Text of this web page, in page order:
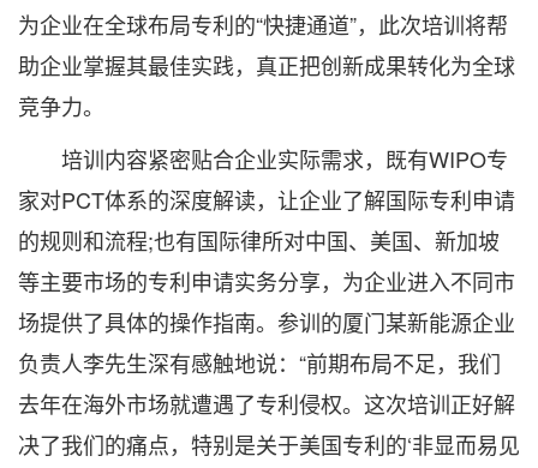
为企业在全球布局专利的“快捷通道”，此次培训将帮
助企业掌握其最佳实践，真正把创新成果转化为全球
竞争力。
培训内容紧密贴合企业实际需求，既有WIPO专
家对PCT体系的深度解读，让企业了解国际专利申请
的规则和流程;也有国际律所对中国、美国、新加坡
等主要市场的专利申请实务分享，为企业进入不同市
场提供了具体的操作指南。参训的厦门某新能源企业
负责人李先生深有感触地说：“前期布局不足，我们
去年在海外市场就遭遇了专利侵权。这次培训正好解
决了我们的痛点，特别是关于美国专利的‘非显而易见